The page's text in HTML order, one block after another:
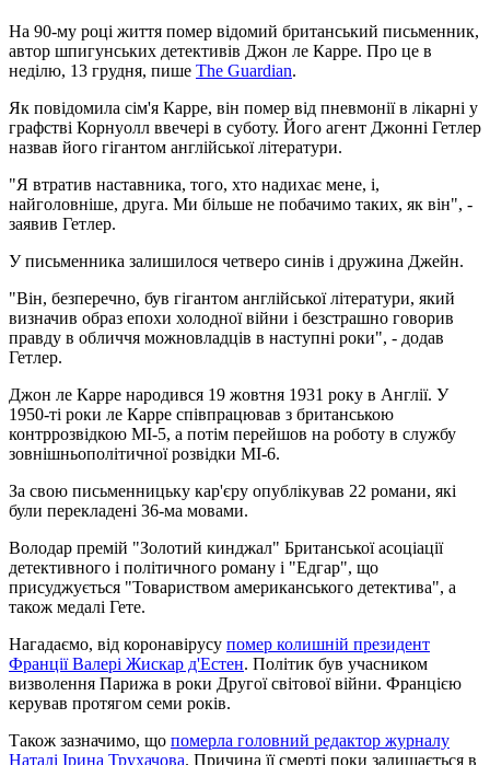
На 90-му році життя помер відомий британський письменник,
автор шпигунських детективів Джон ле Карре. Про це в
неділю, 13 грудня, пише The Guardian.
Як повідомила сім'я Карре, він помер від пневмонії в лікарні у
графстві Корнуолл ввечері в суботу. Його агент Джонні Гетлер
назвав його гігантом англійської літератури.
"Я втратив наставника, того, хто надихає мене, і,
найголовніше, друга. Ми більше не побачимо таких, як він", -
заявив Гетлер.
У письменника залишилося четверо синів і дружина Джейн.
"Він, безперечно, був гігантом англійської літератури, який
визначив образ епохи холодної війни і безстрашно говорив
правду в обличчя можновладців в наступні роки", - додав
Гетлер.
Джон ле Карре народився 19 жовтня 1931 року в Англії. У
1950-ті роки ле Карре співпрацював з британською
контррозвідкою MI-5, а потім перейшов на роботу в службу
зовнішньополітичної розвідки MI-6.
За свою письменницьку кар'єру опублікував 22 романи, які
були перекладені 36-ма мовами.
Володар премій "Золотий кинджал" Британської асоціації
детективного і політичного роману і "Едгар", що
присуджується "Товариством американського детектива", а
також медалі Гете.
Нагадаємо, від коронавірусу помер колишній президент
Франції Валері Жискар д'Естен. Політик був учасником
визволення Парижа в роки Другої світової війни. Францією
керував протягом семи років.
Також зазначимо, що померла головний редактор журналу
Наталі Ірина Трухачова. Причина її смерті поки залишається в